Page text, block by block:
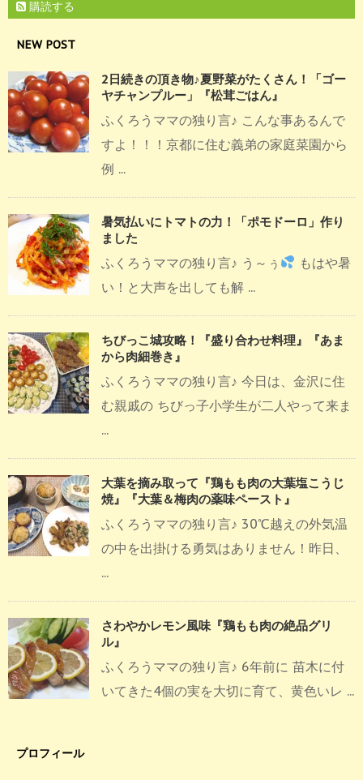
購読する
NEW POST
2日続きの頂き物♪夏野菜がたくさん！「ゴー
ヤチャンプルー」『松茸ごはん』
ふくろうママの独り言♪ こんな事あるんで
すよ！！！京都に住む義弟の家庭菜園から
例 ...
暑気払いにトマトの力！「ポモドーロ」作り
ました
ふくろうママの独り言♪ う～ぅ
もはや暑
い！と大声を出しても解 ...
ちびっこ城攻略！『盛り合わせ料理』『あま
から肉細巻き』
ふくろうママの独り言♪ 今日は、金沢に住
む親戚の ちびっ子小学生が二人やって来ま
...
大葉を摘み取って『鶏もも肉の大葉塩こうじ
焼』『大葉＆梅肉の薬味ペースト』
ふくろうママの独り言♪ 30℃越えの外気温
の中を出掛ける勇気はありません！昨日、
...
さわやかレモン風味『鶏もも肉の絶品グリ
ル』
ふくろうママの独り言♪ 6年前に 苗木に付
いてきた4個の実を大切に育て、黄色いレ ...
プロフィール